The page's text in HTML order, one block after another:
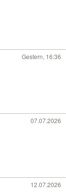
Gestern, 16:36
07.07.2026
12.07.2026